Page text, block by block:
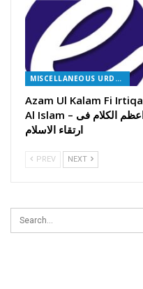
MISCELLANEOUS URDU BOOKS
Azam Ul Kalam Fi Irtiqa
Al Islam – اعظم الکلام فی
ارتقاء الاسلام
PREV NEXT